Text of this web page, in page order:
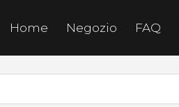
Home Negozio FAQ